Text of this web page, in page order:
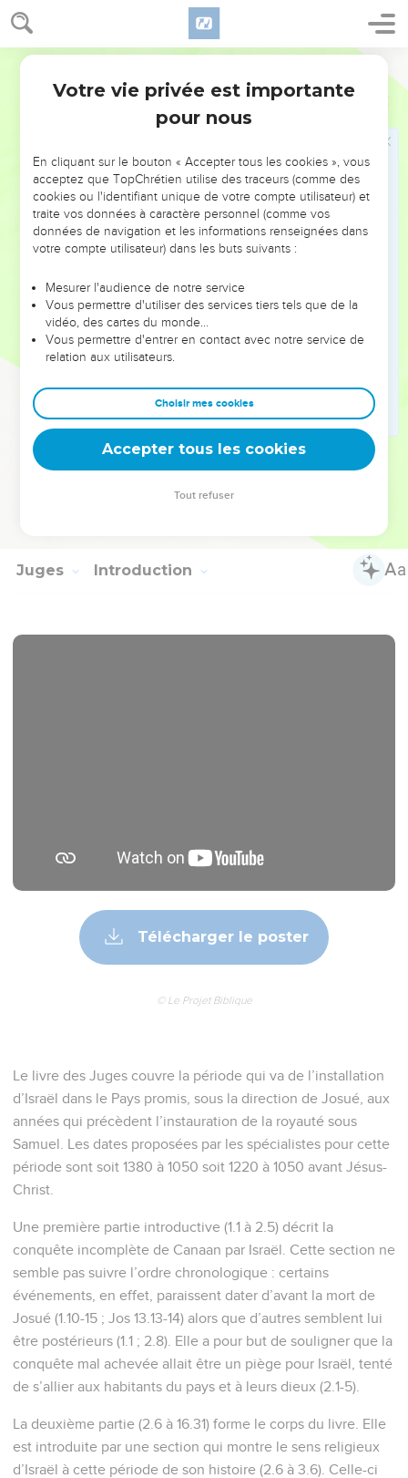
Josué 24
which he spoke to us. It shall be therefore a witness against
you, lest you deny your God."
So Joshua sent the people away, every man to his
inheritance.
It happened after these things, that Joshua the son of
Nun, the servant of Yahweh, died, being one hundred and
ten years old.
They buried him in the border of his inheritance in
Timnathserah, which is in the hill country of Ephraim, on the
Israel served Yahweh all the days of Joshua, and all the
days of the elders who outlived Joshua, and had known all
the work of Yahweh, that he had worked for Israel.
32
Israel brought up out of Egypt, in Shechem, in the parcel of
ground which Jacob bought of the sons of Hamor the father
of Shechem for a hundred pieces of money. They became
the inheritance of the children of Joseph.
Eleazar the son of Aaron died. They buried him in the hill
Juges Introduction
Télécharger le poster
© Le Projet Biblique
Le livre des Juges couvre la période qui va de l’installation
d’Israël dans le Pays promis, sous la direction de Josué, aux
années qui précèdent l’instauration de la royauté sous
Samuel. Les dates proposées par les spécialistes pour cette
période sont soit 1380 à 1050 soit 1220 à 1050 avant Jésus-
Christ.
Une première partie introductive (1.1 à 2.5) décrit la
conquête incomplète de Canaan par Israël. Cette section ne
semble pas suivre l’ordre chronologique : certains
événements, en effet, paraissent dater d’avant la mort de
Josué (1.10-15 ; Jos 13.13-14) alors que d’autres semblent lui
être postérieurs (1.1 ; 2.8). Elle a pour but de souligner que la
conquête mal achevée allait être un piège pour Israël, tenté
de s’allier aux habitants du pays et à leurs dieux (2.1-5).
La deuxième partie (2.6 à 16.31) forme le corps du livre. Elle
est introduite par une section qui montre le sens religieux
d’Israël à cette période de son histoire (2.6 à 3.6). Celle-ci
Votre vie privée est importante
pour nous
En cliquant sur le bouton « Accepter tous les cookies », vous
acceptez que TopChrétien utilise des traceurs (comme des
cookies ou l'identifiant unique de votre compte utilisateur) et
traite vos données à caractère personnel (comme vos
données de navigation et les informations renseignées dans
votre compte utilisateur) dans les buts suivants :
Mesurer l'audience de notre service
Vous permettre d'utiliser des services tiers tels que de la
vidéo, des cartes du monde…
Vous permettre d'entrer en contact avec notre service de
relation aux utilisateurs.
Choisir mes cookies
Accepter tous les cookies
Tout refuser